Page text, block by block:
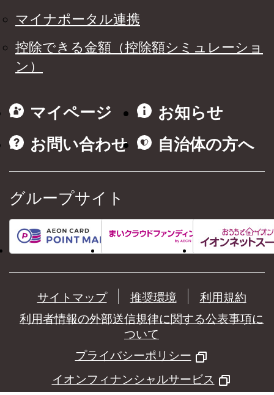
マイナポータル連携
控除できる金額（控除額シミュレーショ
ン）
マイページ
お知らせ
お問い合わせ
自治体の方へ
グループサイト
サイトマップ 推奨環境
利用規約
利用者情報の外部送信規律に関する公表事項に
ついて
プライバシーポリシー
イオンフィナンシャルサービス